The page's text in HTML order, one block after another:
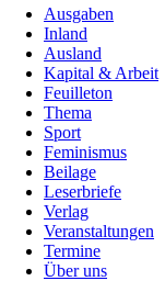
Ausgaben
Inland
Ausland
Kapital & Arbeit
Feuilleton
Thema
Sport
Feminismus
Beilage
Leserbriefe
Verlag
Veranstaltungen
Termine
Über uns